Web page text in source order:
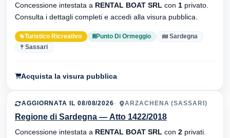
Concessione intestata a RENTAL BOAT SRL con 1 privato.
Consulta i dettagli completi e accedi alla visura pubblica.
Turistico Ricreativo Punto Di Ormeggio
Sardegna
Sassari
Acquista la visura pubblica
AGGIORNATA IL 08/08/2026 ARZACHENA (SASSARI)
Regione di Sardegna — Atto 1422/2018
Concessione intestata a RENTAL BOAT SRL con 2 privati.